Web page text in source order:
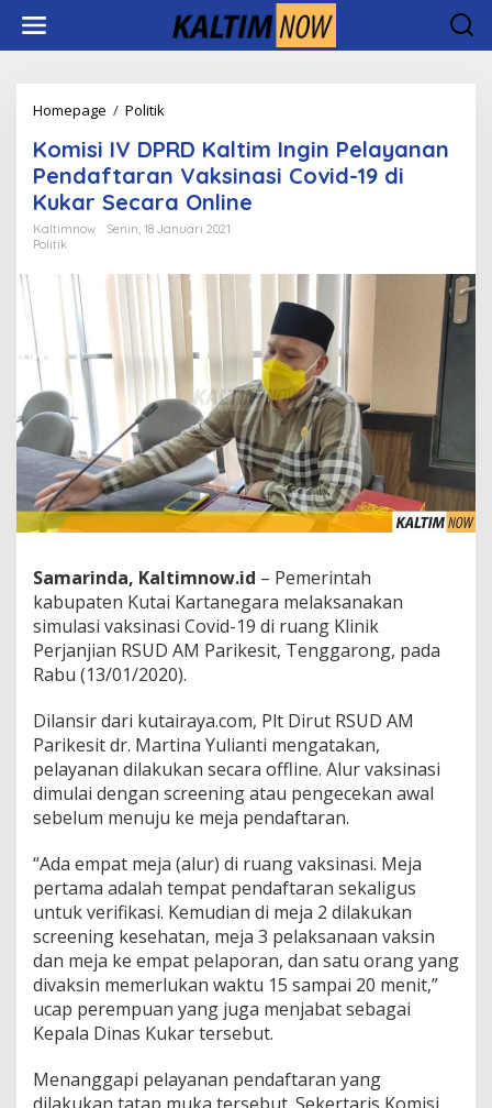
konten
Homepage / Politik
DPRD
Kaltim
Ingin
Pelayanan
Pendaftaran
19
di
Kukar
Secara
Online
Komisi IV DPRD Kaltim Ingin Pelayanan
Pendaftaran Vaksinasi Covid-19 di
Kukar Secara Online
Kaltimnow
Senin, 18 Januari 2021
Politik
Samarinda, Kaltimnow.id – Pemerintah
kabupaten Kutai Kartanegara melaksanakan
simulasi vaksinasi Covid-19 di ruang Klinik
Perjanjian RSUD AM Parikesit, Tenggarong, pada
Rabu (13/01/2020).
Dilansir dari kutairaya.com, Plt Dirut RSUD AM
Parikesit dr. Martina Yulianti mengatakan,
pelayanan dilakukan secara offline. Alur vaksinasi
dimulai dengan screening atau pengecekan awal
sebelum menuju ke meja pendaftaran.
“Ada empat meja (alur) di ruang vaksinasi. Meja
pertama adalah tempat pendaftaran sekaligus
untuk verifikasi. Kemudian di meja 2 dilakukan
screening kesehatan, meja 3 pelaksanaan vaksin
dan meja ke empat pelaporan, dan satu orang yang
divaksin memerlukan waktu 15 sampai 20 menit,”
ucap perempuan yang juga menjabat sebagai
Kepala Dinas Kukar tersebut.
Menanggapi pelayanan pendaftaran yang